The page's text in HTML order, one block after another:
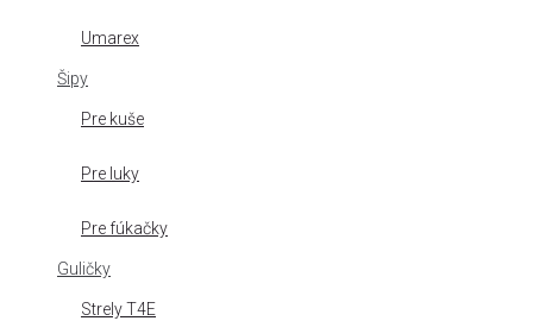
Umarex
Šipy
Pre kuše
Pre luky
Pre fúkačky
Guličky
Strely T4E